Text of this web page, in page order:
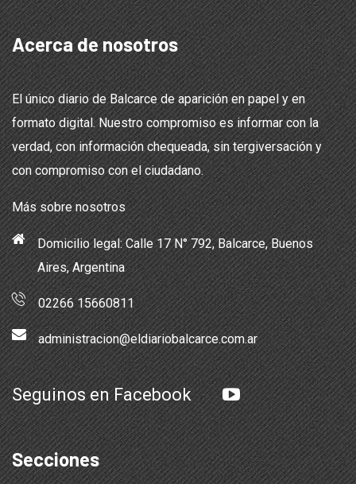
Acerca de nosotros
El único diario de Balcarce de aparición en papel y en
formato digital. Nuestro compromiso es informar con la
verdad, con información chequeada, sin tergiversación y
con compromiso con el ciudadano.
Más sobre nosotros
Domicilio legal: Calle 17 N° 792, Balcarce, Buenos
Aires, Argentina
02266 15660811
administracion@eldiariobalcarce.com.ar
Seguinos en Facebook
Secciones